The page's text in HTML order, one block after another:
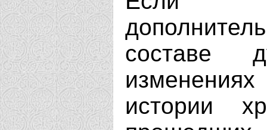
составе
истории